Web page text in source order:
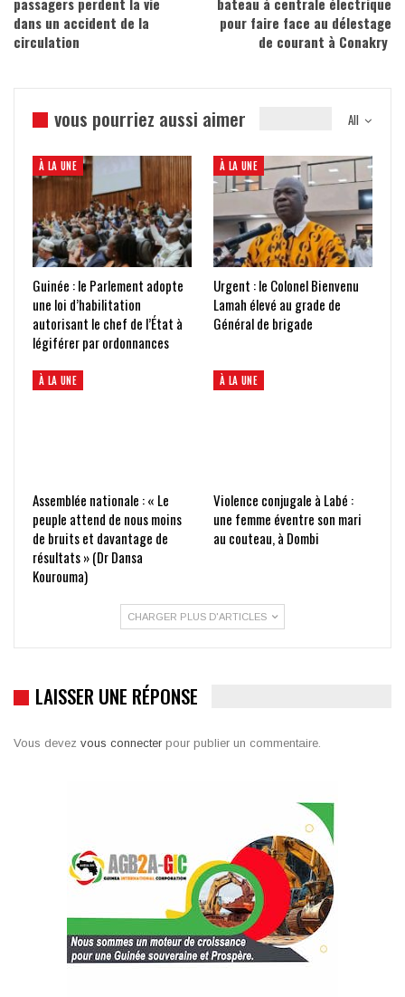
dans un accident de la
circulation
pour faire face au délestage
de courant à Conakry
All
vous pourriez aussi aimer
À LA UNE
Guinée : le Parlement adopte
une loi d’habilitation
autorisant le chef de l’État à
légiférer par ordonnances
À LA UNE
Urgent : le Colonel Bienvenu
Lamah élevé au grade de
Général de brigade
À LA UNE
Assemblée nationale : « Le
peuple attend de nous moins
de bruits et davantage de
résultats » (Dr Dansa
Kourouma)
À LA UNE
Violence conjugale à Labé :
une femme éventre son mari
au couteau, à Dombi
CHARGER PLUS D'ARTICLES
LAISSER UNE RÉPONSE
Vous devez vous connecter pour publier un commentaire.